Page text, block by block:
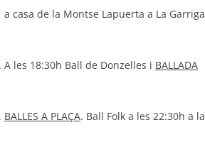
a casa de la Montse Lapuerta a La Garriga
les 18:30h Ball de Donzelles i BALLADA
BALLES A PLAÇA. Ball Folk a les 22:30h a la